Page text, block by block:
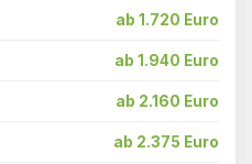
ab 1.720 Euro
ab 1.940 Euro
ab 2.160 Euro
ab 2.375 Euro